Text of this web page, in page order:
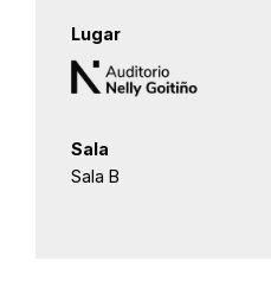
Lugar
Sala
Sala B